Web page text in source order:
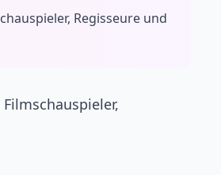
Regisseure und